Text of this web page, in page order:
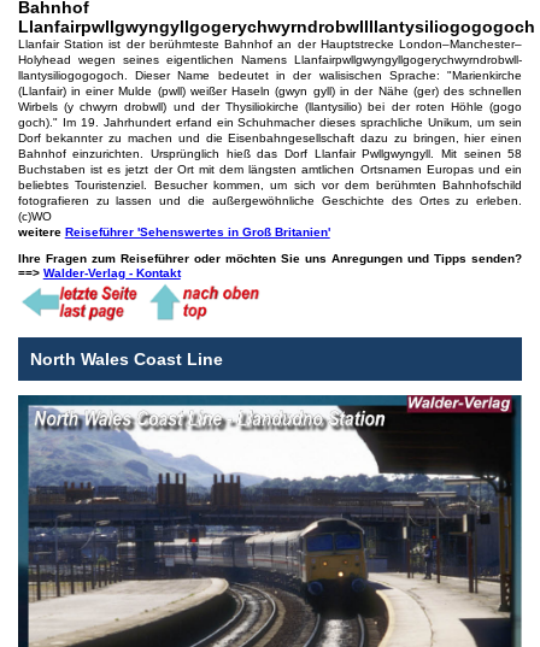
Bahnhof
Llanfairpwllgwyngyllgogerychwyrndrobwllllantysiliogogogoch
Llanfair Station ist der berühmteste Bahnhof an der Hauptstrecke London–Manchester–
Holyhead wegen seines eigentlichen Namens Llanfairpwll­gwyngyllgogery­chwyrndrobwll­
llantysilio­gogogoch. Dieser Name bedeutet in der walisischen Sprache: "Marienkirche
(Llanfair) in einer Mulde (pwll) weißer Haseln (gwyn gyll) in der Nähe (ger) des schnellen
Wirbels (y chwyrn drobwll) und der Thysiliokirche (llantysilio) bei der roten Höhle (gogo
goch)." Im 19. Jahrhundert erfand ein Schuhmacher dieses sprachliche Unikum, um sein
Dorf bekannter zu machen und die Eisenbahngesellschaft dazu zu bringen, hier einen
Bahnhof einzurichten. Ursprünglich hieß das Dorf Llanfair Pwllgwyngyll. Mit seinen 58
Buchstaben ist es jetzt der Ort mit dem längsten amtlichen Ortsnamen Europas und ein
beliebtes Touristenziel. Besucher kommen, um sich vor dem berühmten Bahnhofschild
fotografieren zu lassen und die außergewöhnliche Geschichte des Ortes zu erleben.
(c)WO
weitere Reiseführer 'Sehenswertes in Groß Britanien'
Ihre Fragen zum Reiseführer oder möchten Sie uns Anregungen und Tipps senden?
==> Walder-Verlag - Kontakt
North Wales Coast Line